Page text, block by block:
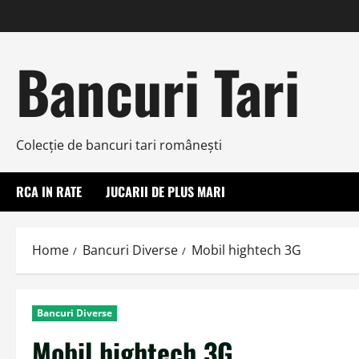
to
Bancuri Tari
Colecţie de bancuri tari româneşti
RCA IN RATE JUCARII DE PLUS MARI
Home Bancuri Diverse Mobil hightech 3G
Bancuri Diverse